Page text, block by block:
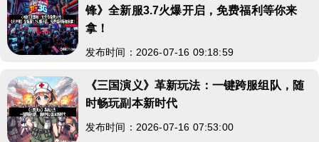
锋》全新服3.7火爆开启，免费福利等你来
拿！
发布时间：2026-07-16 09:18:59
《三国演义》革新玩法：一键跨服组队，随
时畅玩副本新时代
发布时间：2026-07-16 07:53:00